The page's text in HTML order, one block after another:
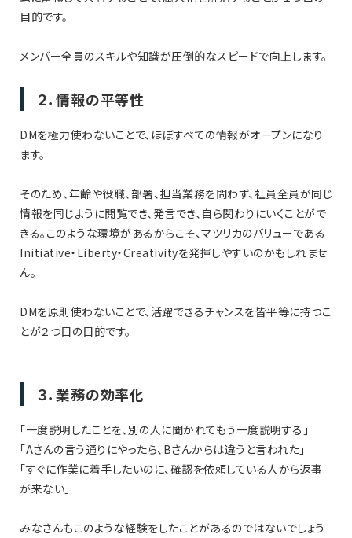
目的です。
メンバー全員のスキルや知識が圧倒的なスピードで向上します。
２．情報の平等性
DMを極力使わないことで、ほぼすべての情報がオープンになり
ます。
そのため、年齢や役職、部署、担当業務を問わず、社員全員が同じ
情報を同じように閲覧でき、発言でき、自ら関わりにいくことがで
きる。このような環境があるからこそ、マツリカのバリューである
Initiative・Liberty・Creativityを発揮しやすいのかもしれませ
ん。
DMを原則使わないことで、活躍できるチャンスを皆平等に持つこ
とが２つ目の目的です。
３．業務の効率化
「一度説明したことを、別の人に聞かれてもう一度説明する」
「Aさんの言う通りにやったら、Bさんからは違うと言われた」
「すぐに作業に着手したいのに、確認を依頼している人から返事
が来ない」
みなさんもこのような経験をしたことがあるのではないでしょう